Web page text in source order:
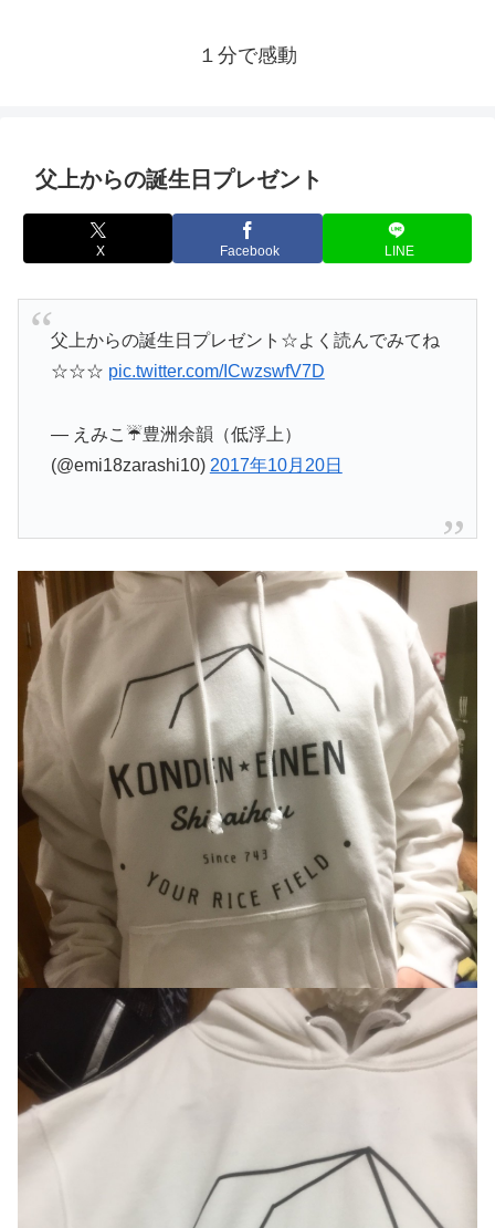
１分で感動
父上からの誕生日プレゼント
X Facebook LINE
父上からの誕生日プレゼント☆よく読んでみてね
☆☆☆ pic.twitter.com/ICwzswfV7D
— えみこ☔️豊洲余韻（低浮上）
(@emi18zarashi10) 2017年10月20日